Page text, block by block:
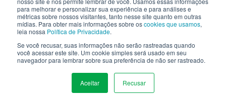
para melhorar e personalizar sua experiência e para análises e
métricas sobre nossos visitantes, tanto nesse site quanto em outras
mídias. Para obter mais informações sobre oscookies que usamos,
leia nossa Política de Privacidade.
Se você recusar, suas informações não serão rastreadas quando
você acessar este site. Um cookie simples será usado em seu
navegador para lembrar sobre sua preferência de não ser rastreado.
Aceitar Recusar
Avanço, Seu Impacto
Em 2018, a Ripple Foods lançou no
mercado um produto substituto ao
leite à base de proteína de ervilha.
Em vez de ter como alvo clientes